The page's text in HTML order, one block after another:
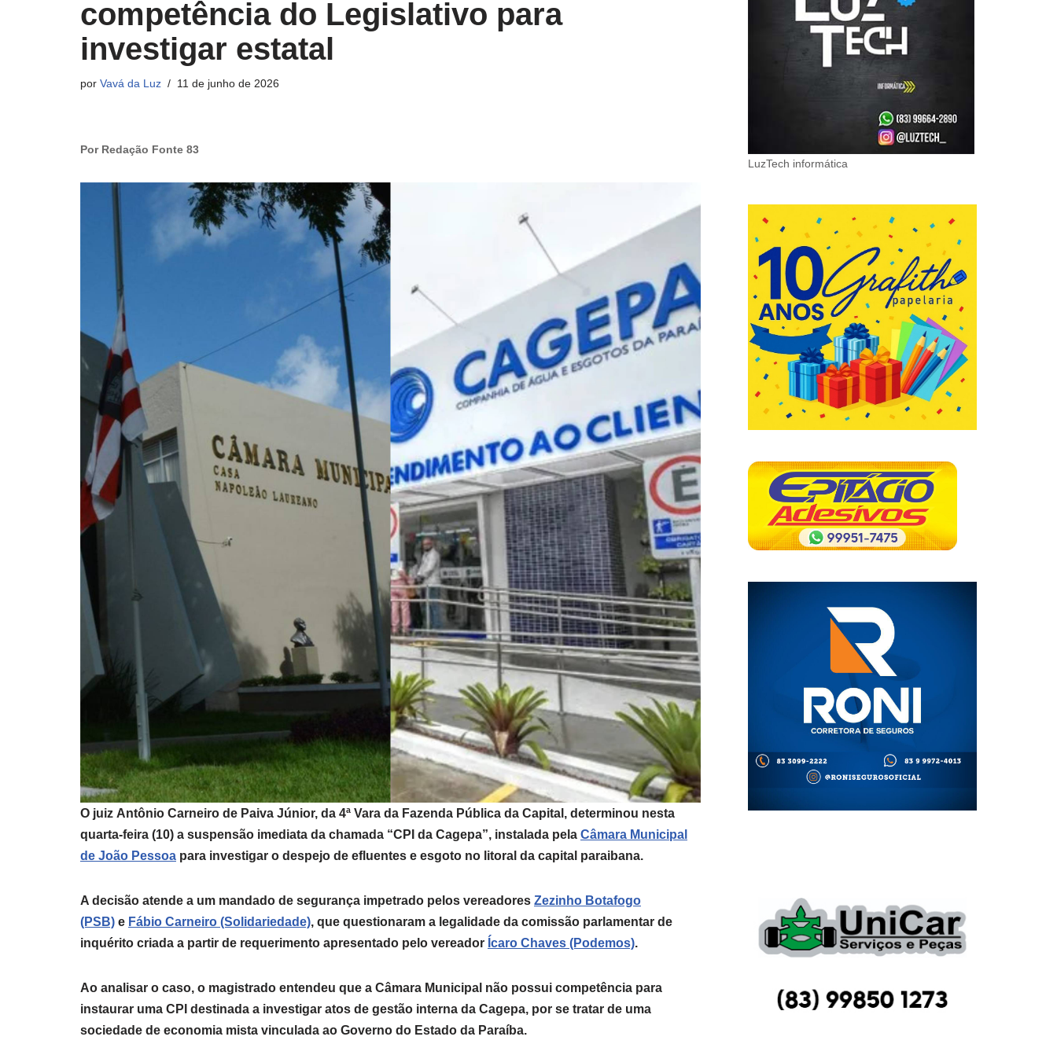
competência do Legislativo para
investigar estatal
por Vavá da Luz 11 de junho de 2026
Por Redação Fonte 83
O juiz Antônio Carneiro de Paiva Júnior, da 4ª Vara da Fazenda Pública da Capital, determinou nesta
quarta-feira (10) a suspensão imediata da chamada “CPI da Cagepa”, instalada pela Câmara Municipal
de João Pessoa para investigar o despejo de efluentes e esgoto no litoral da capital paraibana.
A decisão atende a um mandado de segurança impetrado pelos vereadores Zezinho Botafogo
(PSB) e Fábio Carneiro (Solidariedade), que questionaram a legalidade da comissão parlamentar de
inquérito criada a partir de requerimento apresentado pelo vereador Ícaro Chaves (Podemos).
Ao analisar o caso, o magistrado entendeu que a Câmara Municipal não possui competência para
instaurar uma CPI destinada a investigar atos de gestão interna da Cagepa, por se tratar de uma
sociedade de economia mista vinculada ao Governo do Estado da Paraíba.
LuzTech informática